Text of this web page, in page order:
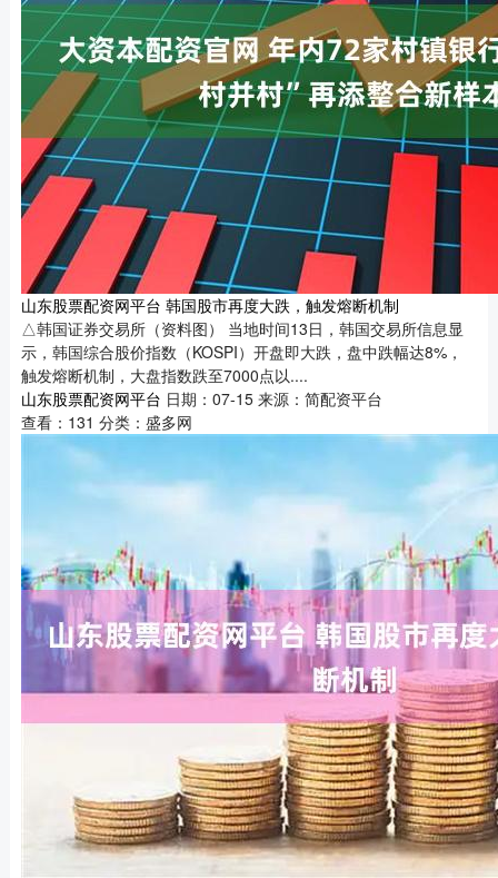
山东股票配资网平台 韩国股市再度大跌，触发熔断机制
△韩国证券交易所（资料图） 当地时间13日，韩国交易所信息显
示，韩国综合股价指数（KOSPI）开盘即大跌，盘中跌幅达8%，
触发熔断机制，大盘指数跌至7000点以....
山东股票配资网平台 日期：07-15 来源：简配资平台
查看： 131 分类： 盛多网